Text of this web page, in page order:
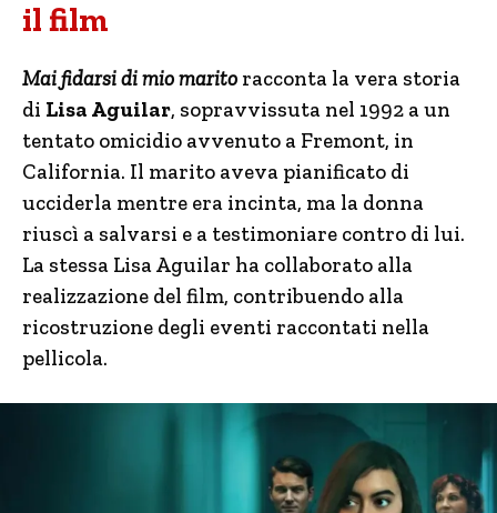
il film
Mai fidarsi di mio marito racconta la vera storia
di Lisa Aguilar, sopravvissuta nel 1992 a un
tentato omicidio avvenuto a Fremont, in
California. Il marito aveva pianificato di
ucciderla mentre era incinta, ma la donna
riuscì a salvarsi e a testimoniare contro di lui.
La stessa Lisa Aguilar ha collaborato alla
realizzazione del film, contribuendo alla
ricostruzione degli eventi raccontati nella
pellicola.